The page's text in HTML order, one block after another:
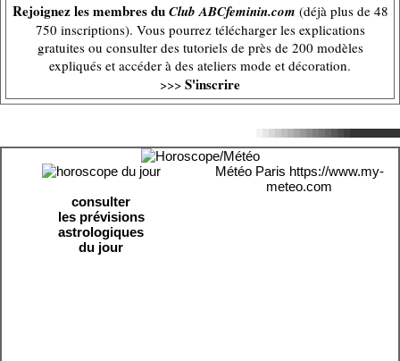
Rejoignez les membres duClub ABCfeminin.com (déjà plus de 48
750 inscriptions). Vous pourrez télécharger les explications
gratuites ou consulter des tutoriels de près de 200 modèles
expliqués et accéder à des ateliers mode et décoration.
>>> S'inscrire
consulter
les prévisions
astrologiques
du jour
Météo Paris https://www.my-
meteo.com